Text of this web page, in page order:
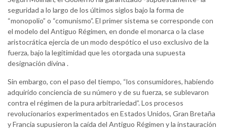
seguridad a lo largo de los últimos siglos bajo la forma de
“monopolio” o “comunismo”. El primer sistema se corresponde con
el modelo del Antiguo Régimen, en donde el monarca o la clase
aristocrática ejercía de un modo despótico el uso exclusivo de la
fuerza, bajo la legitimidad que les otorgada una supuesta
designación divina .
Sin embargo, con el paso del tiempo, “los consumidores, habiendo
adquirido conciencia de su número y de su fuerza, se sublevaron
contra el régimen de la pura arbitrariedad”. Los procesos
revolucionarios experimentados en Estados Unidos, Gran Bretaña
y Francia supusieron la caída del Antiguo Régimen y la instauración